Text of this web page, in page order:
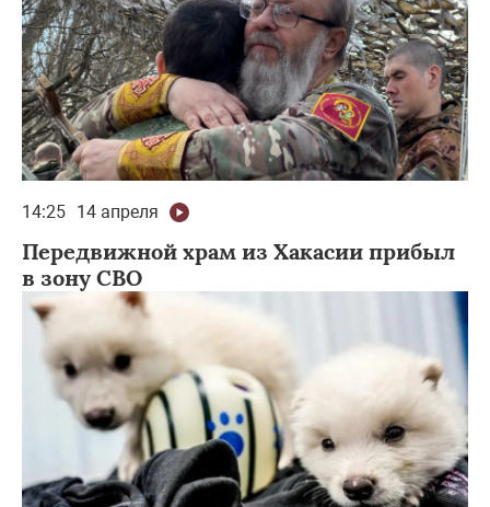
14:25 14 апреля
Передвижной храм из Хакасии прибыл
в зону СВО